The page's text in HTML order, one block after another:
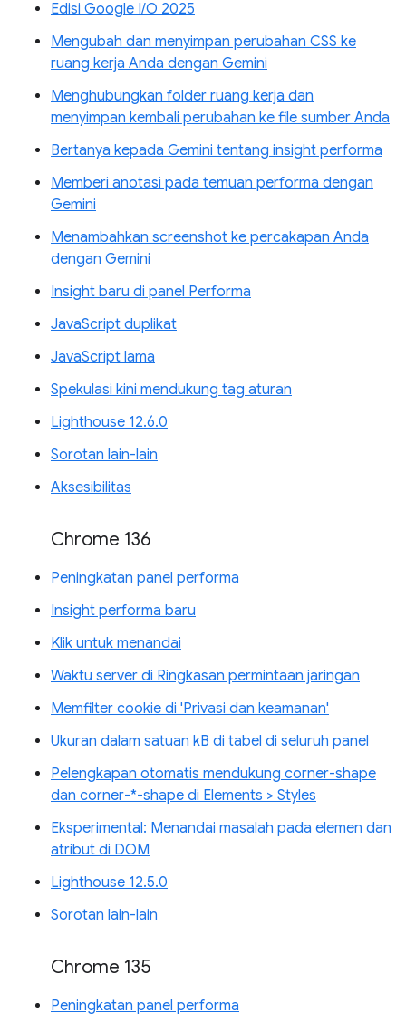
Edisi Google I/O 2025
Mengubah dan menyimpan perubahan CSS ke
ruang kerja Anda dengan Gemini
Menghubungkan folder ruang kerja dan
menyimpan kembali perubahan ke file sumber Anda
Bertanya kepada Gemini tentang insight performa
Memberi anotasi pada temuan performa dengan
Gemini
Menambahkan screenshot ke percakapan Anda
dengan Gemini
Insight baru di panel Performa
JavaScript duplikat
JavaScript lama
Spekulasi kini mendukung tag aturan
Lighthouse 12.6.0
Sorotan lain-lain
Aksesibilitas
Chrome 136
Peningkatan panel performa
Insight performa baru
Klik untuk menandai
Waktu server di Ringkasan permintaan jaringan
Memfilter cookie di 'Privasi dan keamanan'
Ukuran dalam satuan kB di tabel di seluruh panel
Pelengkapan otomatis mendukung corner-shape
dan corner-*-shape di Elements > Styles
Eksperimental: Menandai masalah pada elemen dan
atribut di DOM
Lighthouse 12.5.0
Sorotan lain-lain
Chrome 135
Peningkatan panel performa